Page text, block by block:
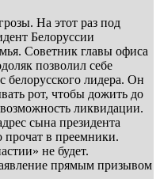
На этот раз под
Белоруссии
Советник главы офиса
позволил себе
белорусского лидера. Он
рот, чтобы дожить до
ликвидации.
сына президента
прочат в преемники.
не будет.
прямым призывом